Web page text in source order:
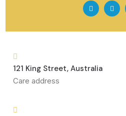
121 King Street, Australia
Care address